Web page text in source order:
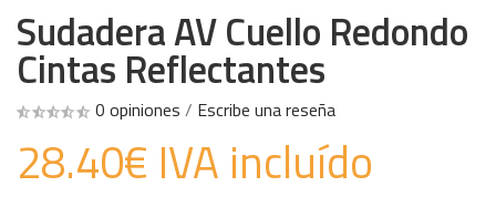
Sudadera AV Cuello Redondo
Cintas Reflectantes
0 opiniones / Escribe una reseña
28.40€ IVA incluído